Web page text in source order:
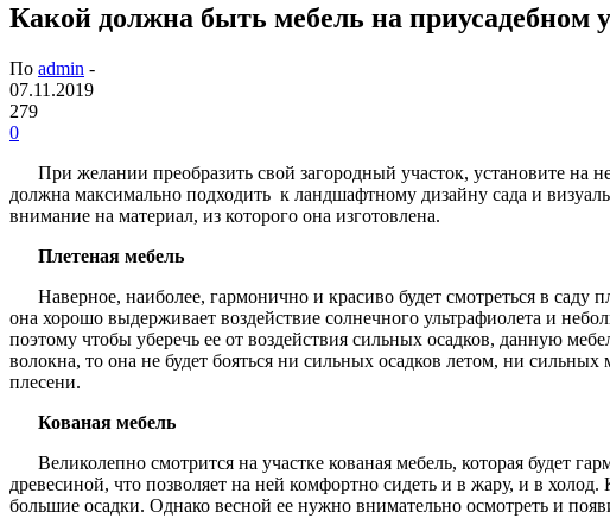
Какой должна быть мебель на приусадебном
По admin -
07.11.2019
279
0
При желании преобразить свой загородный участок, установите
должна максимально подходить к ландшафтному дизайну сада и
внимание на материал, из которого она изготовлена.
Плетеная мебель
Наверное, наиболее, гармонично и красиво будет смотреться в
она хорошо выдерживает воздействие солнечного ультрафиолета и
поэтому чтобы уберечь ее от воздействия сильных осадков, данную
волокна, то она не будет бояться ни сильных осадков летом, ни
плесени.
Кованая мебель
Великолепно смотрится на участке кованая мебель, которая будет
древесиной, что позволяет на ней комфортно сидеть и в жару, и в
большие осадки. Однако весной ее нужно внимательно осмотреть и